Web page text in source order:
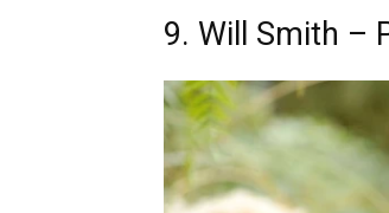
9. Will Smith –